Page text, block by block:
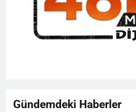
Gündemdeki Haberler